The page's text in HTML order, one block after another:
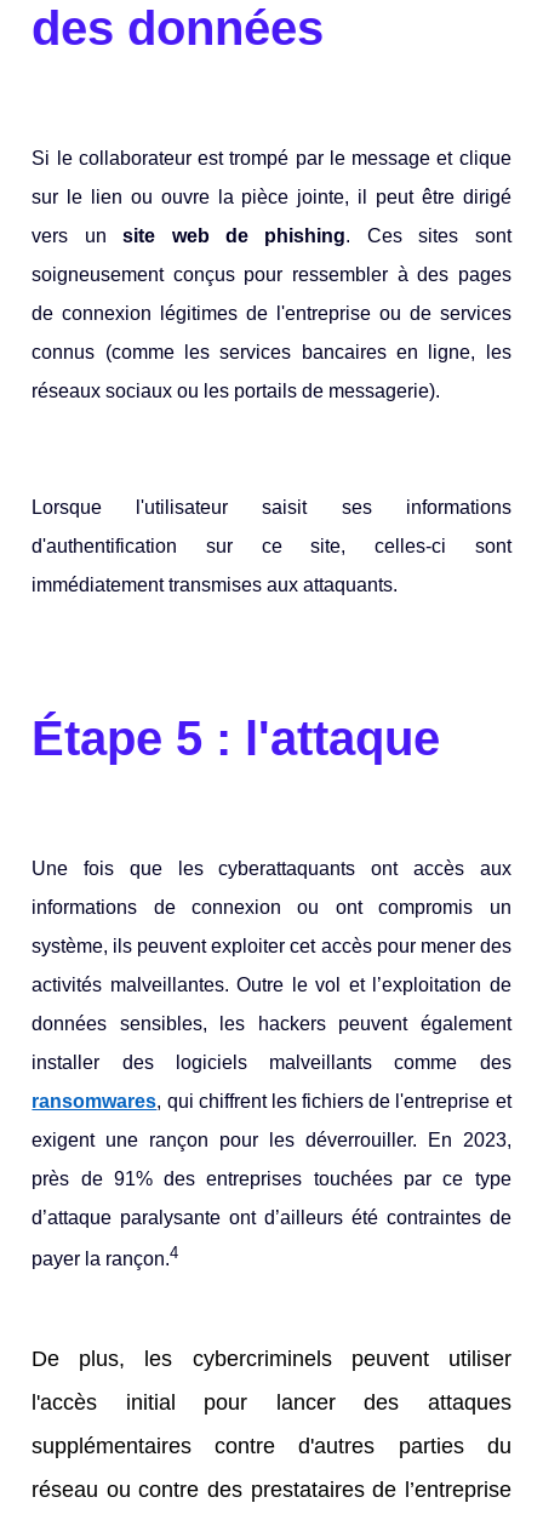
des données
Si le collaborateur est trompé par le message et clique
sur le lien ou ouvre la pièce jointe, il peut être dirigé
vers unsite web de phishing. Ces sites sont
soigneusement conçus pour ressembler à des pages
de connexion légitimes de l'entreprise ou de services
connus (comme les services bancaires en ligne, les
réseaux sociaux ou les portails de messagerie).
Lorsque l'utilisateur saisit ses informations
d'authentification sur ce site, celles-ci sont
immédiatement transmises aux attaquants.
Étape 5 : l'attaque
Une fois que les cyberattaquants ont accès aux
informations de connexion ou ont compromis un
système, ils peuvent exploiter cet accès pour mener des
activités malveillantes. Outre le vol et l’exploitation de
données sensibles, les hackers peuvent également
installer des logiciels malveillants comme des
ransomwares, qui chiffrent les fichiers de l'entreprise et
exigent une rançon pour les déverrouiller. En 2023,
près de 91% des entreprises touchées par ce type
d’attaque paralysante ont d’ailleurs été contraintes de
payer la rançon.4
De plus, les cybercriminels peuvent utiliser
l'accès initial pour lancer des attaques
supplémentaires contre d'autres parties du
réseau ou contre des prestataires de l’entreprise